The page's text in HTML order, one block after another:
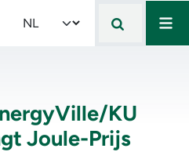
Select your language
KU
Joule-Prijs